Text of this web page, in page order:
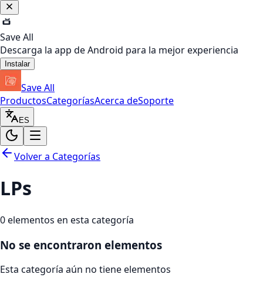
Save All
Descarga la app de Android para la mejor experiencia
Instalar
Save All
ProductosCategoríasAcerca deSoporte
ES
Volver a Categorías
LPs
0elementos en esta categoría
No se encontraron elementos
Esta categoría aún no tiene elementos